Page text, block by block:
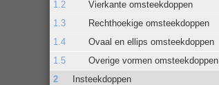
Vierkante omsteekdoppen
Rechthoekige omsteekdoppen
Ovaal en ellips omsteekdoppen
Overige vormen omsteekdoppen
Insteekdoppen